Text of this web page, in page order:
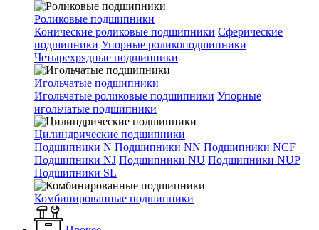
Роликовые подшипники
Конические роликовые подшипники Сферические
подшипники Упорные роликоподшипники
Четырехрядные подшипники
Игольчатые подшипники
Игольчатые роликовые подшипники Упорные
игольчатые подшипники
Цилиндрические подшипники
Подшипники N Подшипники NN Подшипники NCF
Подшипники NJ Подшипники NU Подшипники NUP
Подшипники SL
Комбинированные подшипники